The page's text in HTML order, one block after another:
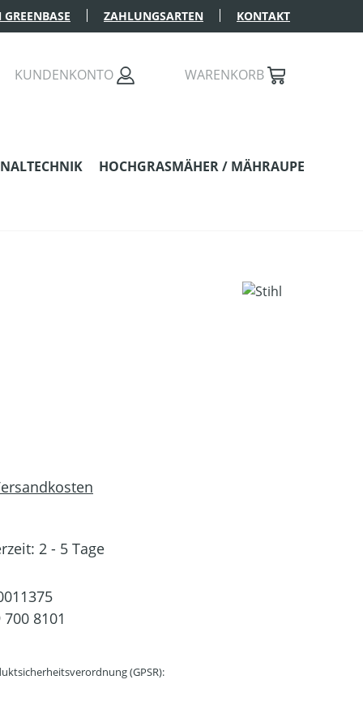
ZAHLUNGSARTEN KONTAKT
KUNDENKONTO WARENKORB
HOCHGRASMÄHER / MÄHRAUPE
2 - 5 Tage
8101
(GPSR):